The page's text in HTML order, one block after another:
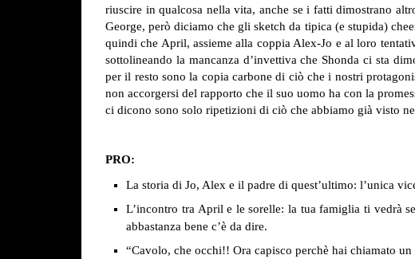
riuscire in qualcosa nella vita, anche se i fatti dimostrano
George, però diciamo che gli sketch da tipica (e stupida)
quindi che April, assieme alla coppia Alex-Jo e al loro
sottolineando la mancanza d’invettiva che Shonda ci sta
per il resto sono la copia carbone di ciò che i nostri
non accorgersi del rapporto che il suo uomo ha con la
ci dicono sono solo ripetizioni di ciò che abbiamo già visto
PRO:
La storia di Jo, Alex e il padre di quest’ultimo: l’unica
L’incontro tra April e le sorelle: la tua famiglia ti vedrà
abbastanza bene c’è da dire.
“Cavolo, che occhi!! Ora capisco perchè hai chiamato